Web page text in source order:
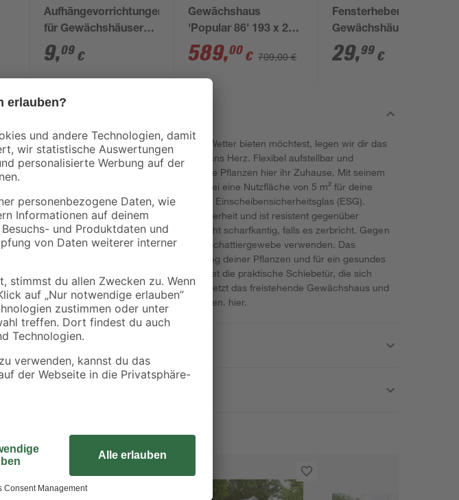
Aufhängevorrichtungen
für Gewächshäuser
schwarz 20 Stück
9,09 €
Gewächshaus
'Popular 86' 193 x 257
cm mit 4 mm
Doppelstegplatten
schwarz
589,00 € 709,00 €
Fensterheber für
Gewächshäuser
'Ventomax'
29,99 €
Wenn du deinen Pflanzen Schutz vor Wind und Wetter bieten möchtest, legen wir dir das
freistehende Gewächshaus 'Popular' von Halls ans Herz. Flexibel aufstellbar und
bestückbar mit Regalen und Tischen finden deine Pflanzen hier ihr Zuhause. Mit seinem
Sockelmaß von 193 x 257 cm bekommst du dabei eine Nutzfläche von 5 m² für deine
grünen Schätze. Das Gewächshaus besteht aus Einscheibensicherheitsglas (ESG).
Dadurch verfügt es über eine erhöhte Bruchsicherheit und ist resistent gegenüber
Temperaturschwankungen. Das Glas splittert nicht scharfkantig, falls es zerbricht. Gegen
den Brennglaseffekt solltest du im Sommer ein Schattiergewebe verwenden. Das
Dachfenster ist eine gute Lösung für die Belüftung deiner Pflanzen und für ein gesundes
Klima. Einen weiteren Beitrag zur Belüftung leistet die praktische Schiebetür, die sich
einfach und platzsparend öffnen lässt. Gönn dir jetzt das freistehende Gewächshaus und
kreiere eine grüne Oase in deinem eigenen Garten. hier.